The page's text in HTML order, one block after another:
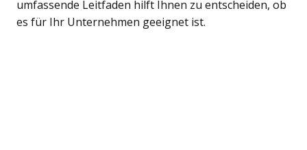
umfassende Leitfaden hilft Ihnen zu entscheiden, ob
es für Ihr Unternehmen geeignet ist.